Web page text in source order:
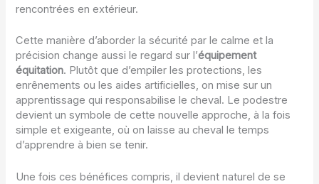
rencontrées en extérieur.
Cette manière d’aborder la sécurité par le calme et la
précision change aussi le regard sur l’équipement
équitation. Plutôt que d’empiler les protections, les
enrênements ou les aides artificielles, on mise sur un
apprentissage qui responsabilise le cheval. Le podestre
devient un symbole de cette nouvelle approche, à la fois
simple et exigeante, où on laisse au cheval le temps
d’apprendre à bien se tenir.
Une fois ces bénéfices compris, il devient naturel de se